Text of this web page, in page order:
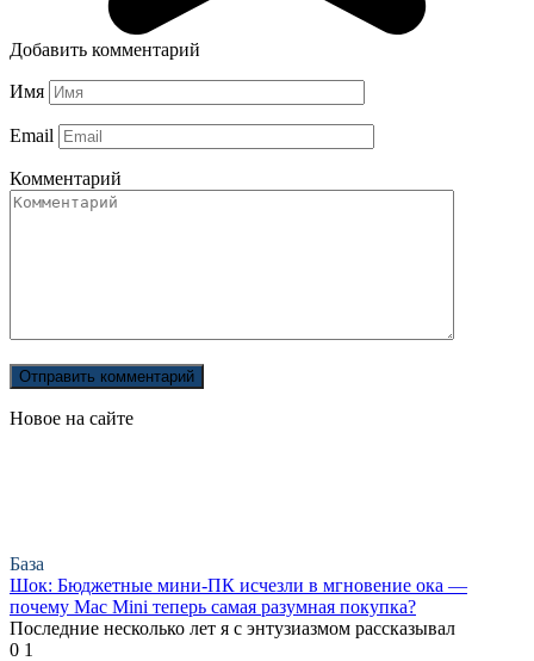
Добавить комментарий
Имя
Email
Комментарий
Новое на сайте
База
Шок: Бюджетные мини-ПК исчезли в мгновение ока —
почему Mac Mini теперь самая разумная покупка?
Последние несколько лет я с энтузиазмом рассказывал
0 1